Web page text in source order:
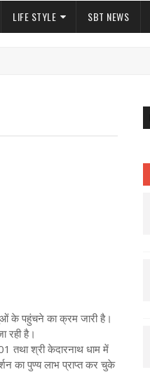
LIFE STYLE SBT NEWS
के पहुंचने का क्रम जारी है।
रही है।
तथा श्री केदारनाथ धाम में
का पुण्य लाभ प्राप्त कर चुके